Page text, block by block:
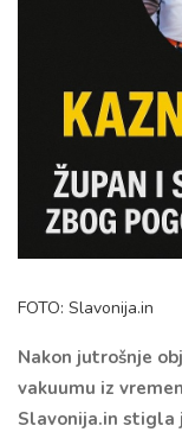
FOTO: Slavonija.in
Nakon jutrošnje
vakuumu iz
Slavonija.in stigla